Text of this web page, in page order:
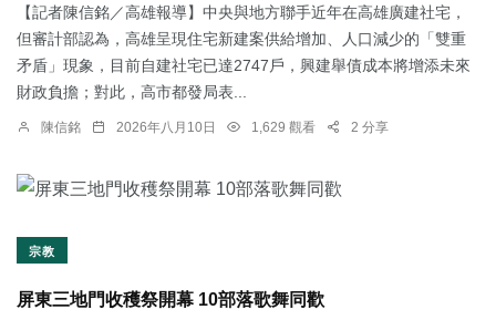
【記者陳信銘／高雄報導】中央與地方聯手近年在高雄廣建社宅，
但審計部認為，高雄呈現住宅新建案供給增加、人口減少的「雙重
矛盾」現象，目前自建社宅已達2747戶，興建舉債成本將增添未來
財政負擔；對此，高市都發局表...
陳信銘 2026年八月10日 1,629 觀看 2 分享
宗教
屏東三地門收穫祭開幕 10部落歌舞同歡